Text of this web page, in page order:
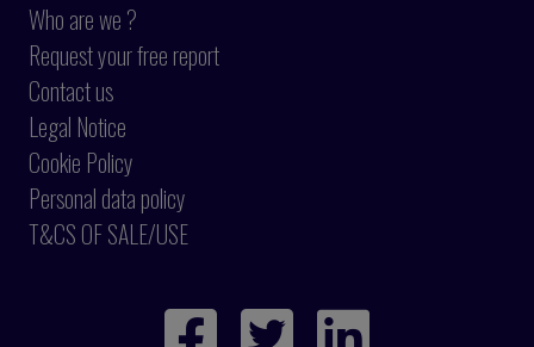
Who are we ?
Request your free report
Contact us
Legal Notice
Cookie Policy
Personal data policy
T&CS OF SALE/USE